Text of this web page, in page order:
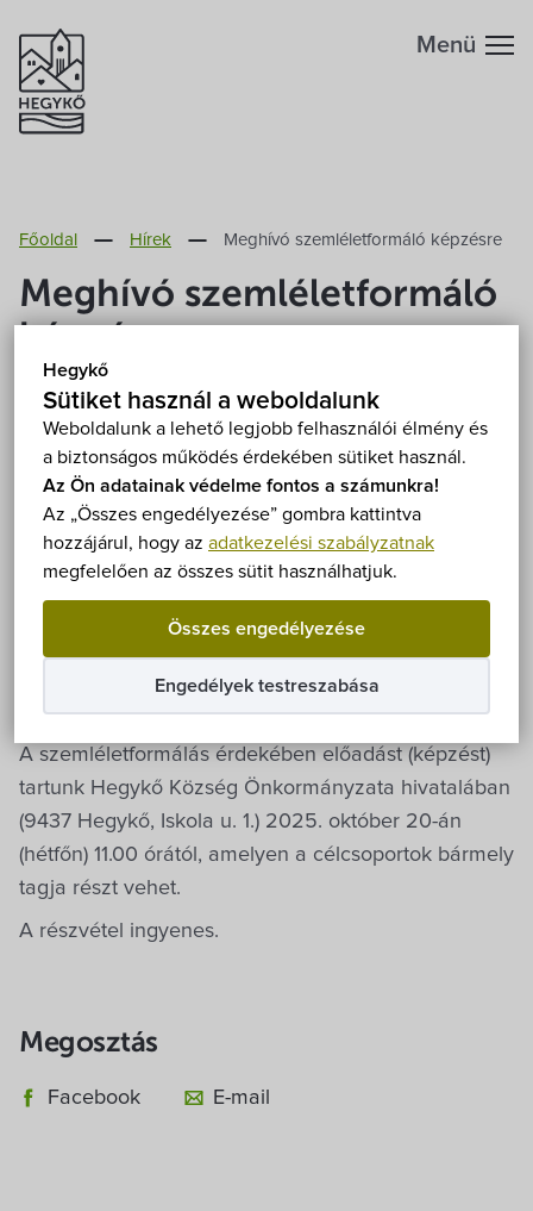
Hegykő
Sütiket használ a weboldalunk
Weboldalunk a lehető legjobb felhasználói élmény és
a biztonságos működés érdekében sütiket használ.
Az Ön adatainak védelme fontos a számunkra!
Az „Összes engedélyezése” gombra kattintva
hozzájárul, hogy az adatkezelési szabályzatnak
megfelelően az összes sütit használhatjuk.
Összes engedélyezése
Engedélyek testreszabása
Fontos telefonszámok
Földrajzi adottság
Éghajlat
Hegykő történelme
Éttermek
Programok
Önkormányzat
Hírek
Képviselő-testület
Választási információk
Közoktatási Intézmények
Menü
Főoldal Hírek Meghívó szemléletformáló képzésre
Meghívó szemléletformáló
képzésre
2025. Október 10.
Hegykő Község Önkormányzata beruházásában a
TOP_PLUSZ2.1.1-21-GM1-2022-00023 kódszámú
„Tornacsarnok energetikai korszerűsítése Hegykőn”
című projekt keretében a kivitelezés befejeződött.
melynek célcsoportja a lakosság, a tornacsarnok
állandó használói, továbbá a tornacsarnok
üzemeltetésében részt vevők.
A szemléletformálás érdekében előadást (képzést)
tartunk Hegykő Község Önkormányzata hivatalában
(9437 Hegykő, Iskola u. 1.) 2025. október 20-án
(hétfőn) 11.00 órától, amelyen a célcsoportok bármely
tagja részt vehet.
A részvétel ingyenes.
Megosztás
Facebook E-mail